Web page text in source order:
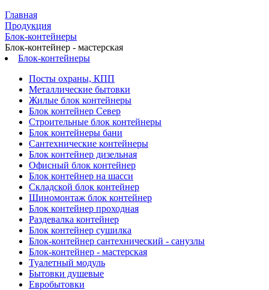
Главная
Продукция
Блок-контейнеры
Блок-контейнер - мастерская
Блок-контейнеры
Посты охраны, КПП
Металлические бытовки
Жилые блок контейнеры
Блок контейнер Север
Строительные блок контейнеры
Блок контейнеры бани
Сантехнические контейнеры
Блок контейнер дизельная
Офисный блок контейнер
Блок контейнер на шасси
Складской блок контейнер
Шиномонтаж блок контейнер
Блок контейнер проходная
Раздевалка контейнер
Блок контейнер сушилка
Блок-контейнер сантехнический - санузлы
Блок-контейнер - мастерская
Туалетный модуль
Бытовки душевые
Евробытовки